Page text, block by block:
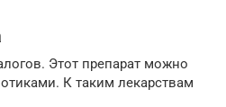
Этот препарат можно
К таким лекарствам